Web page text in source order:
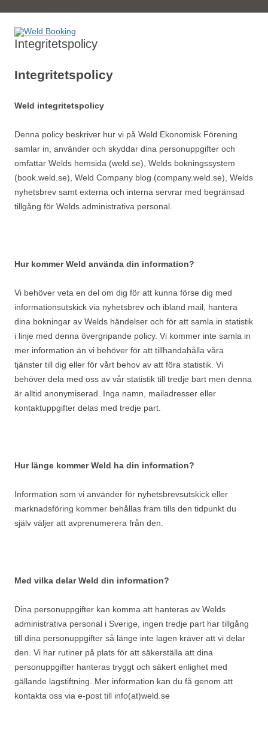
Integritetspolicy
Integritetspolicy
Weld integritetspolicy
Denna policy beskriver hur vi på Weld Ekonomisk Förening
samlar in, använder och skyddar dina personuppgifter och
omfattar Welds hemsida (weld.se), Welds bokningssystem
(book.weld.se), Weld Company blog (company.weld.se), Welds
nyhetsbrev samt externa och interna servrar med begränsad
tillgång för Welds administrativa personal.
Hur kommer Weld använda din information?
Vi behöver veta en del om dig för att kunna förse dig med
informationsutskick via nyhetsbrev och ibland mail, hantera
dina bokningar av Welds händelser och för att samla in statistik
i linje med denna övergripande policy. Vi kommer inte samla in
mer information än vi behöver för att tillhandahålla våra
tjänster till dig eller för vårt behov av att föra statistik. Vi
behöver dela med oss av vår statistik till tredje bart men denna
är alltid anonymiserad. Inga namn, mailadresser eller
kontaktuppgifter delas med tredje part.
Hur länge kommer Weld ha din information?
Information som vi använder för nyhetsbrevsutskick eller
marknadsföring kommer behållas fram tills den tidpunkt du
själv väljer att avprenumerera från den.
Med vilka delar Weld din information?
Dina personuppgifter kan komma att hanteras av Welds
administrativa personal i Sverige, ingen tredje part har tillgång
till dina personuppgifter så länge inte lagen kräver att vi delar
den. Vi har rutiner på plats för att säkerställa att dina
personuppgifter hanteras tryggt och säkert enlighet med
gällande lagstiftning. Mer information kan du få genom att
kontakta oss via e-post till info(at)weld.se